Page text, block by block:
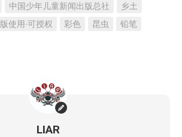
中国少年儿童新闻出版总社
乡土
使用-可授权 彩色 昆虫 铅笔
LIAR